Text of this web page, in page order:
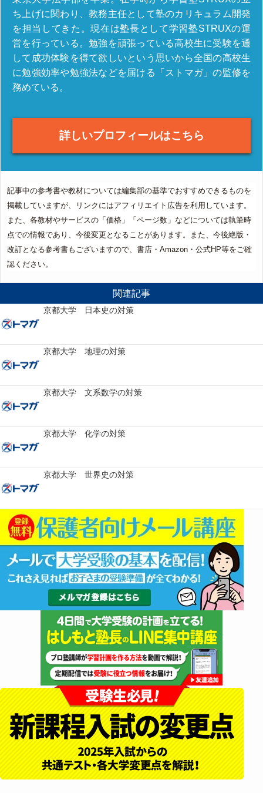
ち上げに関わり、教務主任として塾のカリキュラム開発
を担当してきた。現在は塾長として学習塾STRUXの運
営を行っている。勉強を頑張っている高校生に受験を通
して成功体験を得て欲しいという思いから全国の高校生
に勉強効率や勉強法などを届ける「ストマガ」の監修を
務めている。
詳しいプロフィールはこちら
記事中の参考書や教材については編集部の基準でおすすめできるものを
掲載していますが、リンクにはアフィリエイト広告を利用しています。
また、各教材やサービスの「価格」「ページ数」などについては執筆時
点での情報であり、今後変更となることがあります。また、今後絶版・
改訂となる参考書もございますので、書店・Amazon・公式HP等をご確
認ください。
関連記事
京都大学 日本史の対策
京都大学 地理の対策
京都大学 文系数学の対策
京都大学 化学の対策
京都大学 世界史の対策